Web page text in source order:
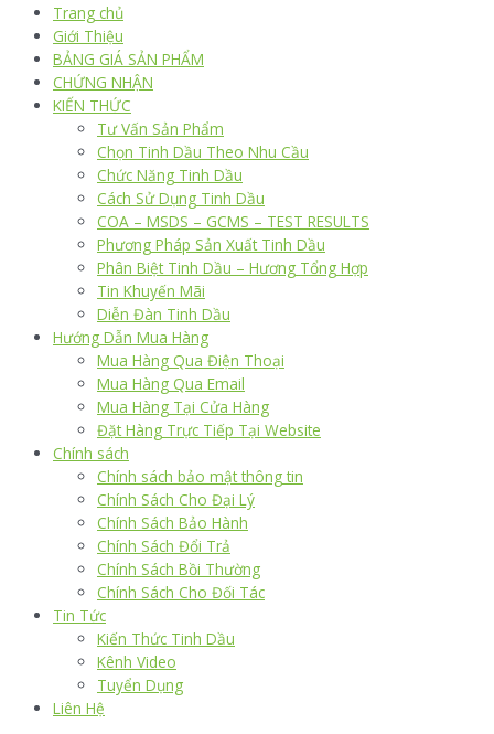
Trang chủ
Giới Thiệu
BẢNG GIÁ SẢN PHẨM
CHỨNG NHẬN
KIẾN THỨC
Tư Vấn Sản Phẩm
Chọn Tinh Dầu Theo Nhu Cầu
Chức Năng Tinh Dầu
Cách Sử Dụng Tinh Dầu
COA – MSDS – GCMS – TEST RESULTS
Phương Pháp Sản Xuất Tinh Dầu
Phân Biệt Tinh Dầu – Hương Tổng Hợp
Tin Khuyến Mãi
Diễn Đàn Tinh Dầu
Hướng Dẫn Mua Hàng
Mua Hàng Qua Điện Thoại
Mua Hàng Qua Email
Mua Hàng Tại Cửa Hàng
Đặt Hàng Trực Tiếp Tại Website
Chính sách
Chính sách bảo mật thông tin
Chính Sách Cho Đại Lý
Chính Sách Bảo Hành
Chính Sách Đổi Trả
Chính Sách Bồi Thường
Chính Sách Cho Đối Tác
Tin Tức
Kiến Thức Tinh Dầu
Kênh Video
Tuyển Dụng
Liên Hệ